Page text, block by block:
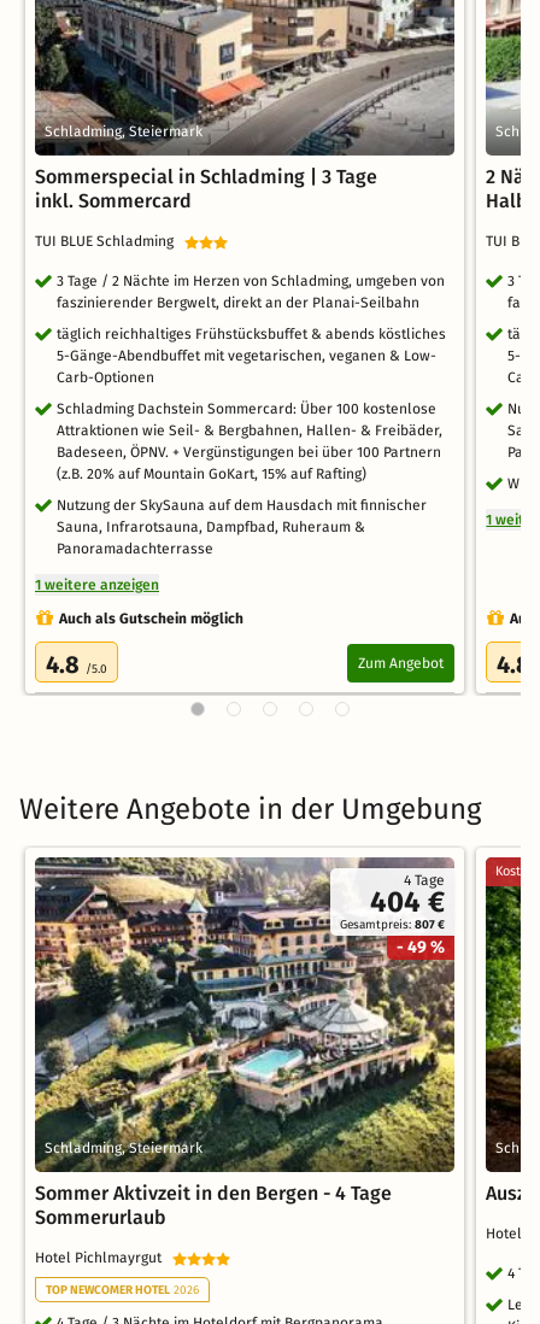
Schladming, Steiermark
Sommerspecial in Schladming | 3 Tage
inkl. Sommercard
TUI BLUE Schladming
3 Tage / 2 Nächte im Herzen von Schladming, umgeben von
faszinierender Bergwelt, direkt an der Planai-Seilbahn
täglich reichhaltiges Frühstücksbuffet & abends köstliches
5-Gänge-Abendbuffet mit vegetarischen, veganen & Low-
Carb-Optionen
Schladming Dachstein Sommercard: Über 100 kostenlose
Attraktionen wie Seil- & Bergbahnen, Hallen- & Freibäder,
Badeseen, ÖPNV. + Vergünstigungen bei über 100 Partnern
(z.B. 20% auf Mountain GoKart, 15% auf Rafting)
Nutzung der SkySauna auf dem Hausdach mit finnischer
Sauna, Infrarotsauna, Dampfbad, Ruheraum &
Panoramadachterrasse
1 weitere anzeigen
Auch als Gutschein möglich
4.8 /5.0 Zum Angebot
2
TUI
3
5-
1
4.8
Weitere Angebote in der Umgebung
4 Tage
404 €
Gesamtpreis:807 €
- 49 %
Schladming, Steiermark
Sommer Aktivzeit in den Bergen - 4 Tage
Sommerurlaub
Hotel Pichlmayrgut
TOP NEWCOMER HOTEL 2026
Hotel
4